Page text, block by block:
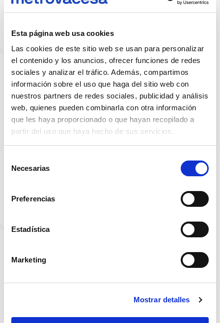
Esta página web usa cookies
Las cookies de este sitio web se usan para personalizar
el contenido y los anuncios, ofrecer funciones de redes
sociales y analizar el tráfico. Además, compartimos
información sobre el uso que haga del sitio web con
nuestros partners de redes sociales, publicidad y análisis
web, quienes pueden combinarla con otra información
que les haya proporcionado o que hayan recopilado a
partir del uso que haya hecho de sus servicios.
Necesarias
Preferencias
Estadística
Marketing
Mostrar detalles
Sagunto con
Residencial
SALA DE PRENSA
Arquitectura-G
oficina de venta